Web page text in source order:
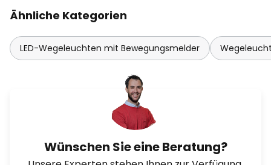
Ähnliche Kategorien
LED-Wegeleuchten mit Bewegungsmelder
Wünschen Sie eine Beratung?